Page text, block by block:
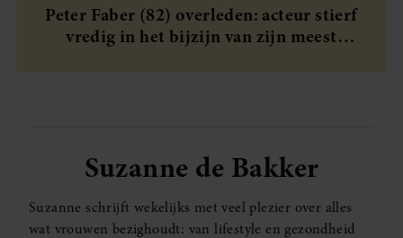
Peter Faber (82) overleden: acteur stierf
vredig in het bijzijn van zijn meest
Suzanne de Bakker
Suzanne schrijft wekelijks met veel plezier over alles
wat vrouwen bezighoudt: van lifestyle en gezondheid